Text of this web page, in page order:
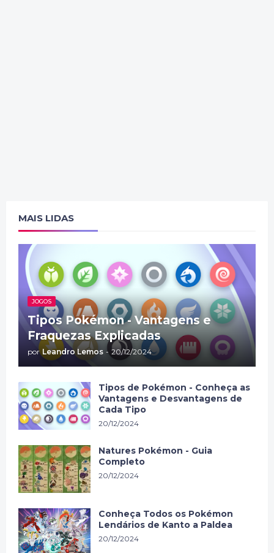
MAIS LIDAS
JOGOS
Tipos Pokémon - Vantagens e
Fraquezas Explicadas
por Leandro Lemos - 20/12/2024
Tipos de Pokémon - Conheça as
Vantagens e Desvantagens de
Cada Tipo
20/12/2024
Natures Pokémon - Guia
Completo
20/12/2024
Conheça Todos os Pokémon
Lendários de Kanto a Paldea
20/12/2024